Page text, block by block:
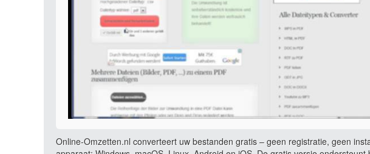
Online-Omzetten.nl converteert uw bestanden gratis – geen registratie, geen